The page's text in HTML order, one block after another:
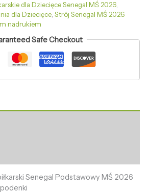
dla Dziecięce Senegal MŚ 2026,
dla Dziecięce, Strój Senegal MŚ 2026
nadrukiem
Safe Checkout
Senegal Podstawowy MŚ 2026